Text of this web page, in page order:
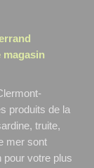
magasin
produits de la
truite,
mer sont
pour votre plus